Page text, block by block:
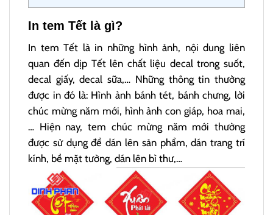
In tem Tết là gì?
In tem Tết là in những hình ảnh, nội dung liên
quan đến dịp Tết lên chất liệu decal trong suốt,
decal giấy, decal sữa,… Những thông tin thường
được in đó là: Hình ảnh bánh tét, bánh chưng, lời
chúc mừng năm mới, hình ảnh con giáp, hoa mai,
… Hiện nay, tem chúc mừng năm mới thường
được sử dụng để dán lên sản phẩm, dán trang trí
kính, bề mặt tường, dán lên bì thư,…